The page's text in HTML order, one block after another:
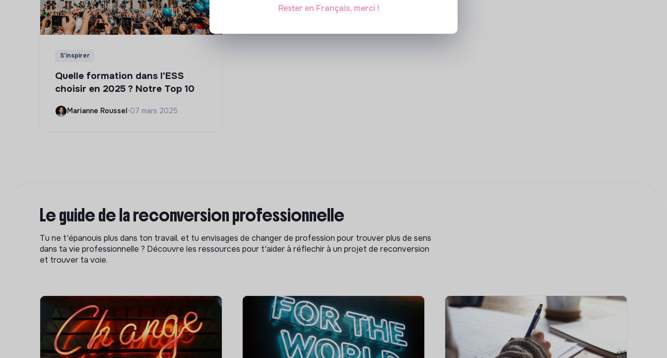
S'inspirer
Quelle formation dans l'ESS
choisir en 2025 ? Notre Top 10
Marianne Roussel•07 mars 2025
Le guide de la reconversion professionnelle
Tu ne t'épanouis plus dans ton travail, et tu envisages de changer de profession pour trouver plus de sens
dans ta vie professionnelle ? Découvre les ressources pour t'aider à réflechir à un projet de reconversion
et trouver ta voie.
Rester en Français, merci !